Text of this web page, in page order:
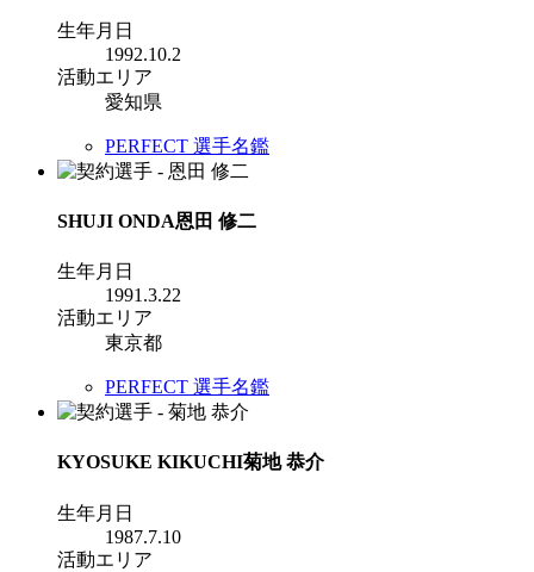
生年月日
1992.10.2
活動エリア
愛知県
PERFECT 選手名鑑
SHUJI ONDA恩田 修二
生年月日
1991.3.22
活動エリア
東京都
PERFECT 選手名鑑
KYOSUKE KIKUCHI菊地 恭介
生年月日
1987.7.10
活動エリア